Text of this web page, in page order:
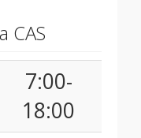
CAS
7:00-
18:00